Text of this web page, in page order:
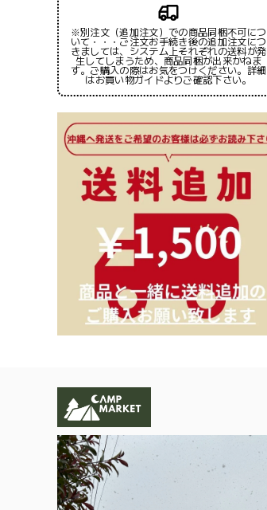
※別注文（追加注文）での商品同梱不可につ
いて・・・ご注文お手続き後の追加注文につ
きましては、システム上それぞれの送料が発
生してしまうため、商品同梱が出来かねま
す。ご購入の際はお気をつけください。詳細
はお買い物ガイドよりご確認下さい。